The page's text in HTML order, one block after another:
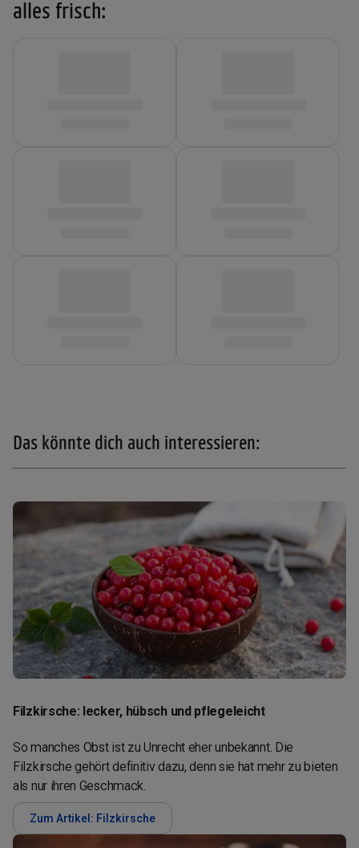
alles frisch:
Das könnte dich auch interessieren:
Filzkirsche: lecker, hübsch und pflegeleicht
So manches Obst ist zu Unrecht eher unbekannt. Die
Filzkirsche gehört definitiv dazu, denn sie hat mehr zu bieten
als nur ihren Geschmack.
Zum Artikel: Filzkirsche